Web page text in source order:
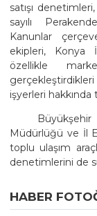
satışı
sayılı
Kanunlar
ekipleri, Konya
özellikle
işyerleri
Müdürlüğü ve İl
toplu ulaşım
denetimlerini de
HABER